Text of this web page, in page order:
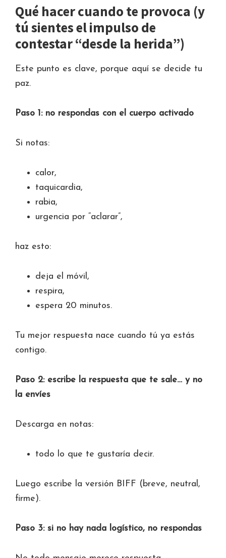
Qué hacer cuando te provoca (y
tú sientes el impulso de
contestar “desde la herida”)
Este punto es clave, porque aquí se decide tu
paz.
Paso 1: no respondas con el cuerpo activado
Si notas:
calor,
taquicardia,
rabia,
urgencia por “aclarar”,
haz esto:
deja el móvil,
respira,
espera 20 minutos.
Tu mejor respuesta nace cuando tú ya estás
contigo.
Paso 2: escribe la respuesta que te sale… y no
la envíes
Descarga en notas:
todo lo que te gustaría decir.
Luego escribe la versión BIFF (breve, neutral,
firme).
Paso 3: si no hay nada logístico, no respondas